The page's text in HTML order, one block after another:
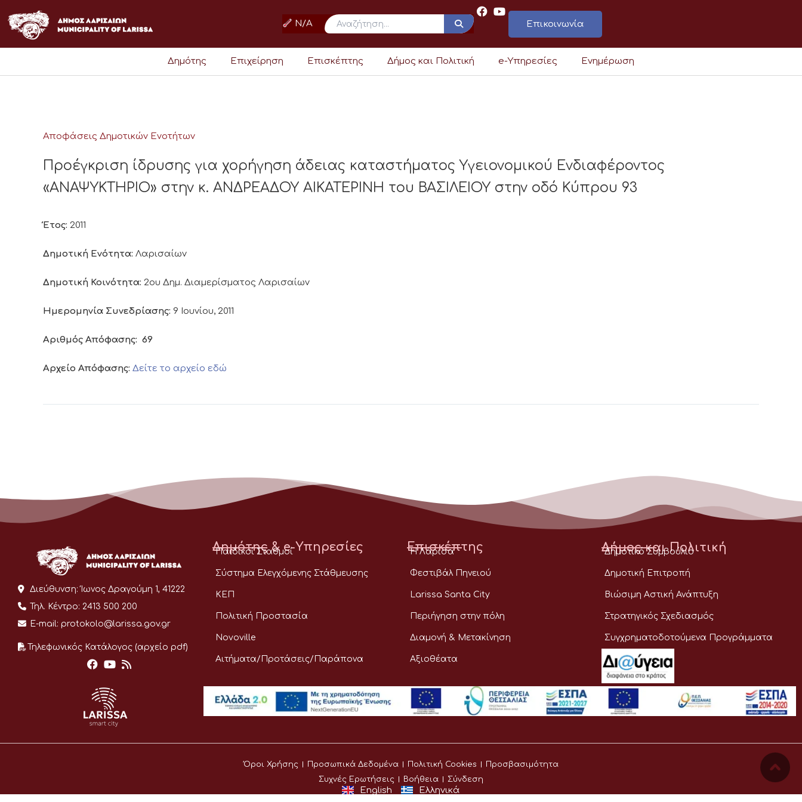
στο
περιεχόμενο
N/A Επικοινωνία
Δημότης Επιχείρηση Επισκέπτης Δήμος και Πολιτική e-Υπηρεσίες Ενημέρωση
Αποφάσεις Δημοτικών Ενοτήτων
Προέγκριση ίδρυσης για χορήγηση άδειας καταστήματος Υγειονομικού Ενδιαφέροντος
«ΑΝΑΨΥΚΤΗΡΙΟ» στην κ. ΑΝΔΡΕΑΔΟΥ ΑΙΚΑΤΕΡΙΝΗ του ΒΑΣΙΛΕΙΟΥ στην οδό Κύπρου 93
Έτος: 2011
Δημοτική Ενότητα: Λαρισαίων
Δημοτική Κοινότητα: 2ου Δημ. Διαμερίσματος Λαρισαίων
Ημερομηνία Συνεδρίασης: 9 Ιουνίου, 2011
Αριθμός Απόφασης: 69
Αρχείο Απόφασης: Δείτε το αρχείο εδώ
Διεύθυνση: Ίωνος Δραγούμη 1, 41222
Τηλ. Κέντρο: 2413 500 200
E-mail: protokolo@larissa.gov.gr
Τηλεφωνικός Κατάλογος (αρχείο pdf)
Δημότης & e-Υπηρεσίες
Παιδικοί Σταθμοί
Σύστημα Ελεγχόμενης Στάθμευσης
ΚΕΠ
Πολιτική Προστασία
Novoville
Αιτήματα/Προτάσεις/Παράπονα
Επισκέπτης
Η Λάρισα
Φεστιβάλ Πηνειού
Larissa Santa City
Περιήγηση στην πόλη
Διαμονή & Μετακίνηση
Αξιοθέατα
Δήμος και Πολιτική
Δημοτικό Συμβούλιο
Δημοτική Επιτροπή
Βιώσιμη Αστική Ανάπτυξη
Στρατηγικός Σχεδιασμός
Συγχρηματοδοτούμενα Προγράμματα
Όροι Χρήσης Προσωπικά Δεδομένα Πολιτική Cookies
Προσβασιμότητα
Συχνές Ερωτήσεις
Βοήθεια Σύνδεση
English Ελληνικά